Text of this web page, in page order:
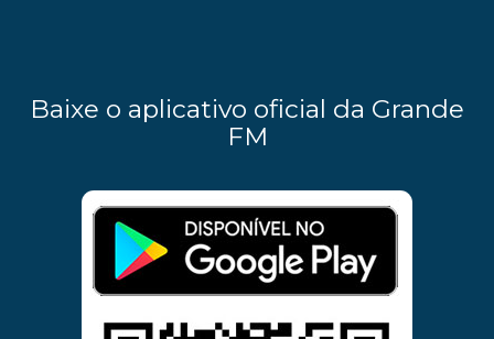
Baixe o aplicativo oficial da Grande
FM